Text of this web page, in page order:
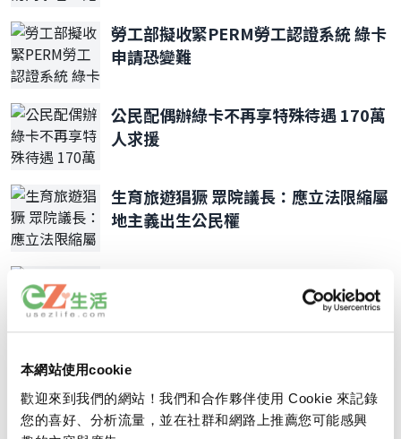
本網站使用cookie
歡迎來到我們的網站！我們和合作夥伴使用 Cookie 來記錄
您的喜好、分析流量，並在社群和網路上推薦您可能感興
勞工部擬收緊PERM勞工認證系統 綠卡
申請恐變難
公民配偶辦綠卡不再享特殊待遇 170萬
人求援
生育旅遊猖獗 眾院議長：應立法限縮屬
地主義出生公民權
2026年7月移民排期 親屬移民等多類前
進